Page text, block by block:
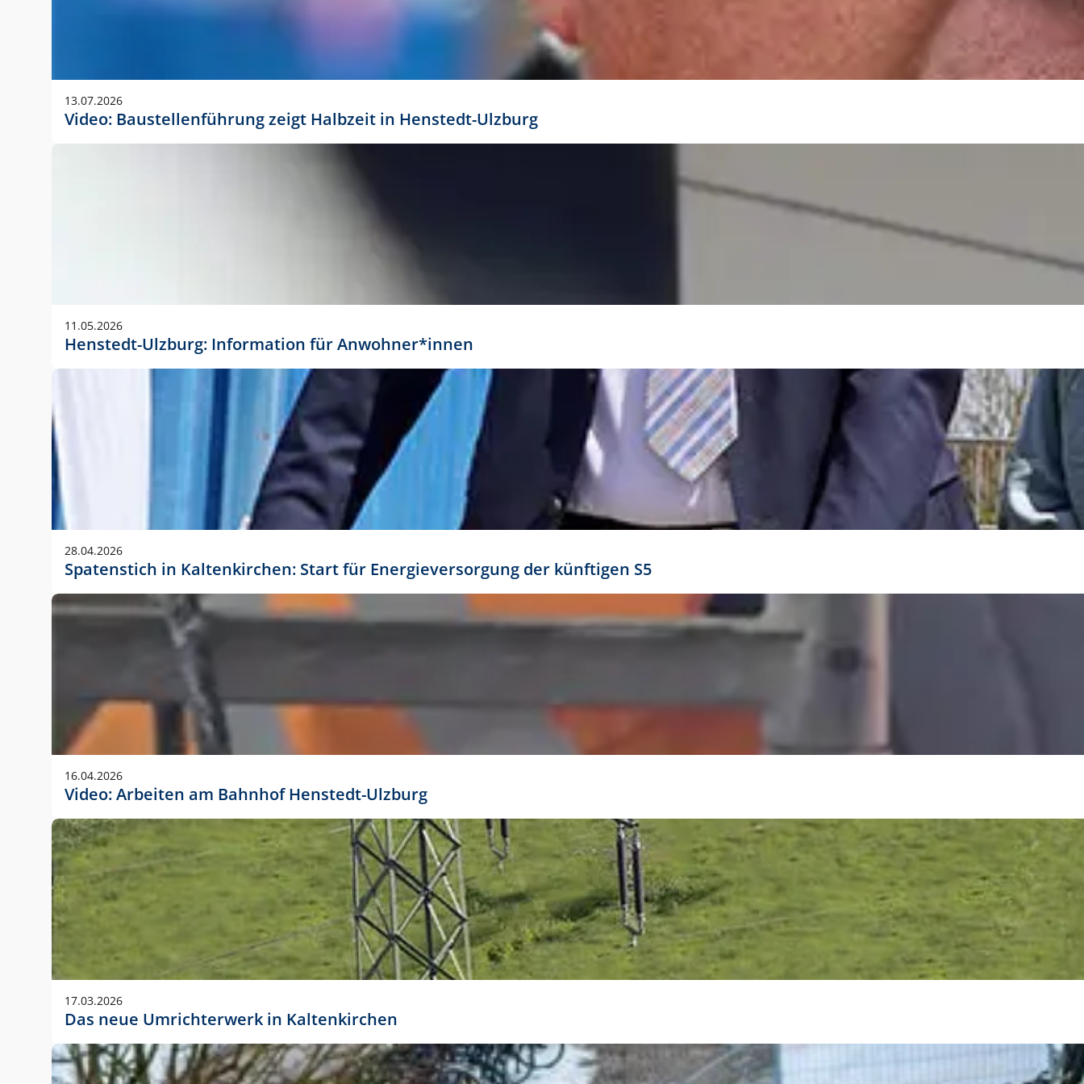
Anwendungsgröße im Layout:
Die Logohöhe beträgt 4 – 10 % der jeweiligen Formathöhe. Daraus ergeben sich für gängige Formate
folgende fest definierte Anwendungsgrößen im Layout:
DIN A3 – 15 mm hoch (5 %)
DIN A1 – 39 mm hoch (5 %)
DIN lang – 10 mm hoch (5 %)
1080 x 1080 px – 78 px hoch (7 %)
In Ausnahmefällen darf das Logo jedoch auch größer oder kleiner gesetzt werden. Dazu bedarf es jedoch
stets der vorherigen Absprache mit der Marketingabteilung.
13.07.2026
Video: Baustellenführung zeigt Halbzeit in Henstedt-Ulzburg
11.05.2026
Henstedt-Ulzburg: Information für Anwohner*innen
28.04.2026
Spatenstich in Kaltenkirchen: Start für Energieversorgung der künftigen S5
16.04.2026
Video: Arbeiten am Bahnhof Henstedt-Ulzburg
17.03.2026
Das neue Umrichterwerk in Kaltenkirchen